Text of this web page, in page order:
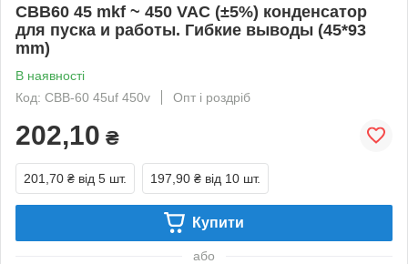
CBB60 45 mkf ~ 450 VAC (±5%) конденсатор
для пуска и работы. Гибкие выводы (45*93
mm)
В наявності
Код: CBB-60 45uf 450v
Опт і роздріб
202,10 ₴
201,70 ₴ від 5 шт. 197,90 ₴ від 10 шт.
Купити
або